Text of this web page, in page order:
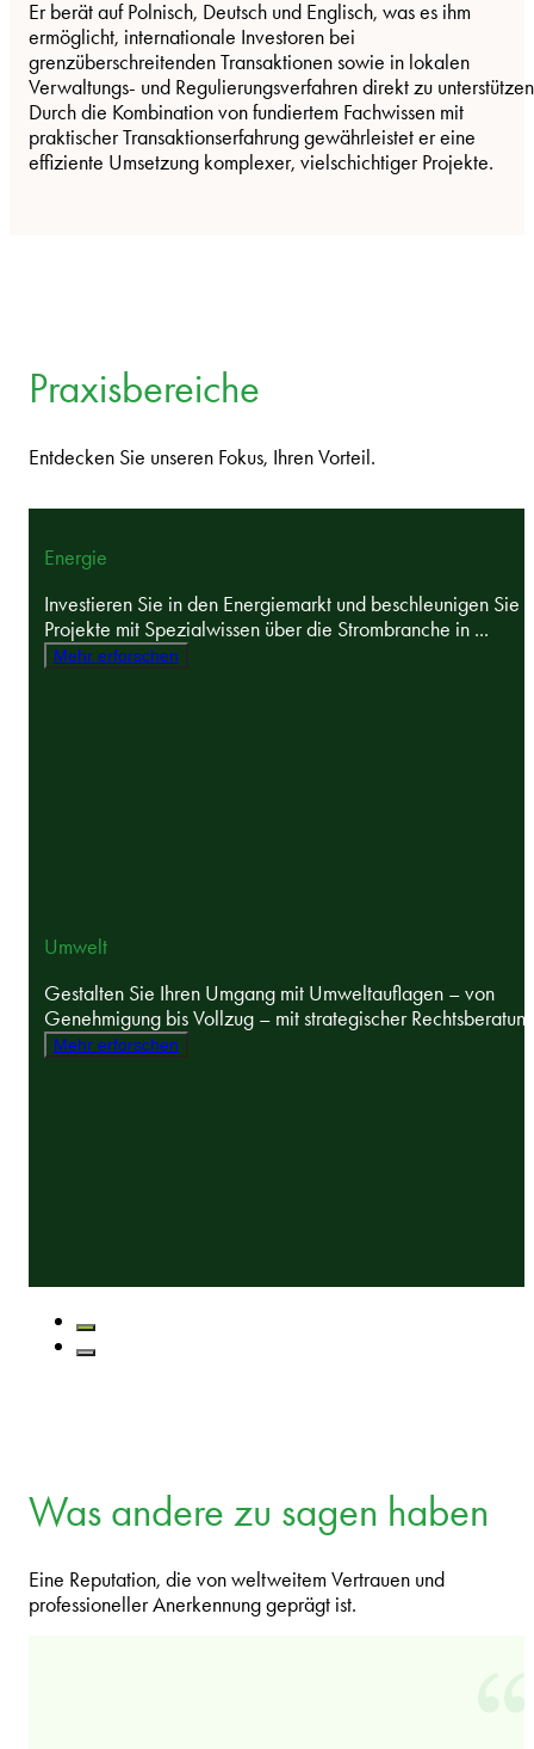
Er berät auf Polnisch, Deutsch und Englisch, was es ihm
ermöglicht, internationale Investoren bei
grenzüberschreitenden Transaktionen sowie in lokalen
Verwaltungs- und Regulierungsverfahren direkt zu
Durch die Kombination von fundiertem Fachwissen mit
praktischer Transaktionserfahrung gewährleistet er eine
effiziente Umsetzung komplexer, vielschichtiger Projekte.
Praxisbereiche
Entdecken Sie unseren Fokus, Ihren Vorteil.
Energie
Investieren Sie in den Energiemarkt und beschleunigen Sie
Projekte mit Spezialwissen über die Strombranche in ...
Mehr erforschen
Umwelt
Gestalten Sie Ihren Umgang mit Umweltauflagen – von
Genehmigung bis Vollzug – mit strategischer
Mehr erforschen
Was andere zu sagen haben
Eine Reputation, die von weltweitem Vertrauen und
professioneller Anerkennung geprägt ist.